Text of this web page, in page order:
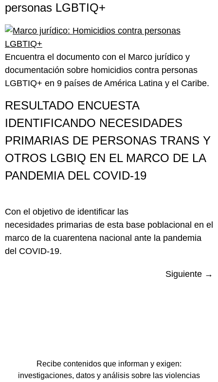
personas LGBTIQ+
Encuentra el documento con el Marco jurídico y
documentación sobre homicidios contra personas
LGBTIQ+ en 9 países de América Latina y el Caribe.
RESULTADO ENCUESTA
IDENTIFICANDO NECESIDADES
PRIMARIAS DE PERSONAS TRANS Y
OTROS LGBIQ EN EL MARCO DE LA
PANDEMIA DEL COVID-19
Con el objetivo de identificar las
necesidades primarias de esta base poblacional en el
marco de la cuarentena nacional ante la pandemia
del COVID-19.
Siguiente →
Recibe contenidos que informan y exigen:
investigaciones, datos y análisis sobre las violencias